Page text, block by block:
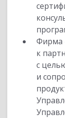
Фирма
к
с
и